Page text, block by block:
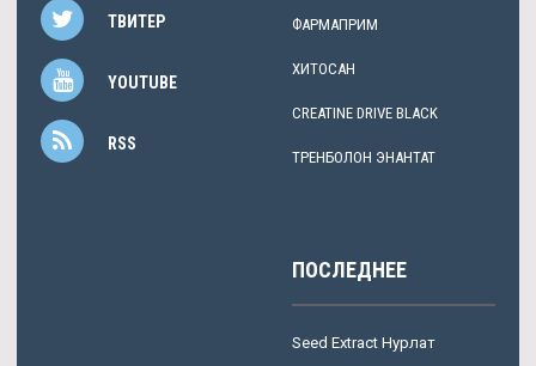
ТВИТЕР
YOUTUBE
RSS
ФАРМАПРИМ
ХИТОСАН
CREATINE DRIVE BLACK
ТРЕНБОЛОН ЭНАНТАТ
ПОСЛЕДНЕЕ
Seed Extract Нурлат